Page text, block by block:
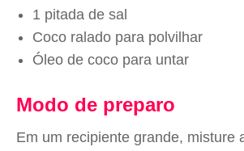
1 pitada de sal
Coco ralado para polvilhar
Óleo de coco para untar
Modo de preparo
Em um recipiente grande, misture